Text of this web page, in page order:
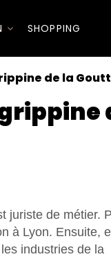
SHOPPING
de la
juriste de métier.
à Lyon. Ensuite,
industries de la